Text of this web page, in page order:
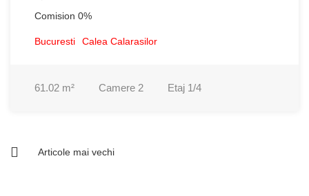
Comision 0%
Bucuresti Calea Calarasilor
61.02 m² Camere 2 Etaj 1/4
Articole mai vechi